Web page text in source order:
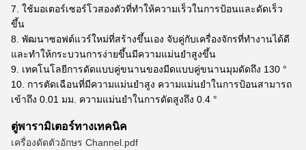
7. ใช้มอเตอร์เซอร์โวสองตัวที่ทำให้ความเร็วในการป้อนและดัดเร็ว
ขึ้น
8. พัฒนาซอฟต์แวร์ใหม่ที่สร้างขึ้นเอง จับคู่กับเครื่องจักรที่ทำงานได้ดี
และทำให้กระบวนการง่ายขึ้นมีความแม่นยำสูงขึ้น
9. เทคโนโลยีการดัดแบบคู่ขนานของมีดแบบคู่ขนานมุมดัดถึง 130 °
10. การตัดเฉือนที่มีความแม่นยำสูง ความแม่นยำในการป้อนสามารถ
เข้าถึง 0.01 มม. ความแม่นยำในการดัดสูงถึง 0.4 °
ตู่พารามิเตอร์ทางเทคนิค
เครื่องดัดตัวอักษร Channel.pdf